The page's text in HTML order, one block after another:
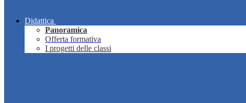
Didattica
Panoramica
Offerta formativa
I progetti delle classi